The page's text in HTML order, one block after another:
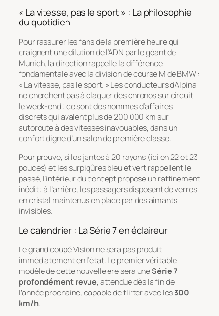
« La vitesse, pas le sport » : La philosophie
du quotidien
Pour rassurer les fans de la première heure qui
craignent une dilution de l’ADN par le géant de
Munich, la direction rappelle la différence
fondamentale avec la division de course M de BMW :
« La vitesse, pas le sport. » Les conducteurs d’Alpina
ne cherchent pas à claquer des chronos sur circuit
le week-end ; ce sont des hommes d’affaires
discrets qui avalent plus de 200 000 km sur
autoroute à des vitesses inavouables, dans un
confort digne d’un salon de première classe.
Pour preuve, si les jantes à 20 rayons (ici en 22 et 23
pouces) et les surpiqûres bleu et vert rappellent le
passé, l’intérieur du concept propose un raffinement
inédit : à l’arrière, les passagers disposent de verres
en cristal maintenus en place par des aimants
invisibles.
Le calendrier : La Série 7 en éclaireur
Le grand coupéVisionne sera pas produit
immédiatement en l’état. Le premier véritable
modèle de cette nouvelle ère sera uneSérie 7
profondément revue, attendue dès la fin de
l’année prochaine, capable de flirter avec les300
km/h.